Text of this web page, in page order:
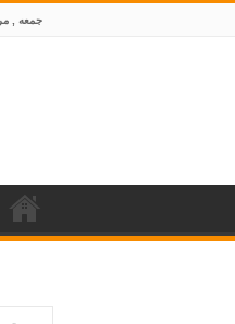
جمعه , مرداد